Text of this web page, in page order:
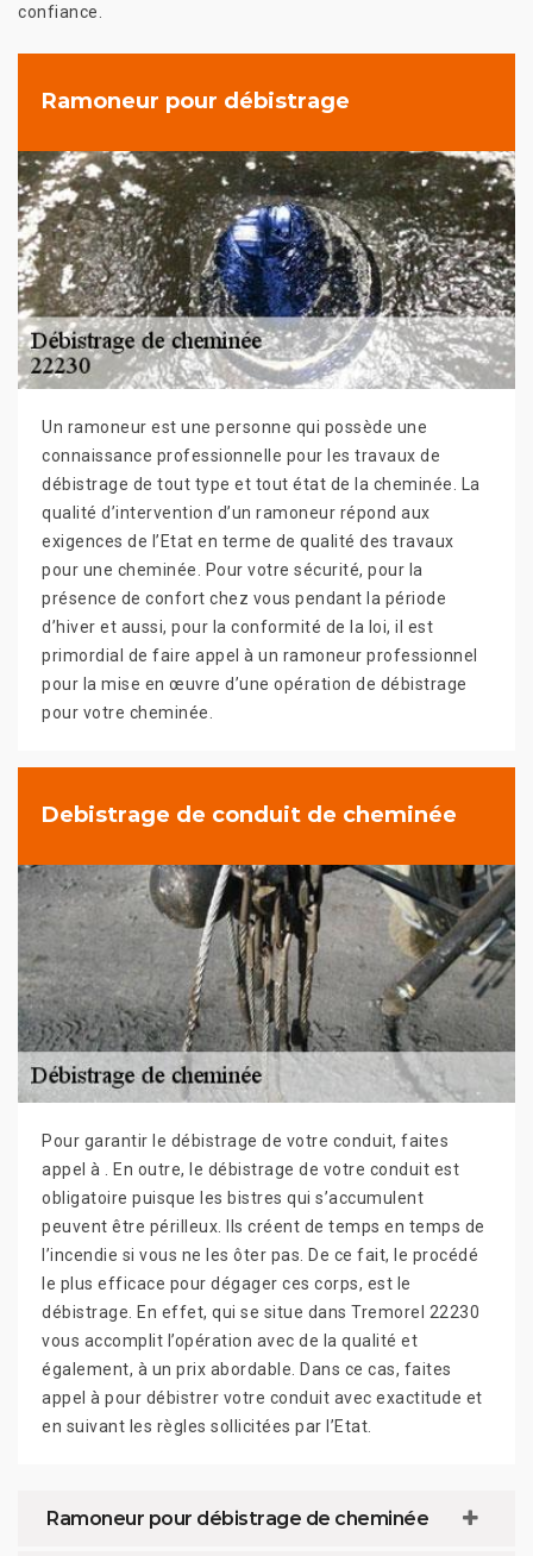
confiance.
Ramoneur pour débistrage
Un ramoneur est une personne qui possède une
connaissance professionnelle pour les travaux de
débistrage de tout type et tout état de la cheminée. La
qualité d’intervention d’un ramoneur répond aux
exigences de l’Etat en terme de qualité des travaux
pour une cheminée. Pour votre sécurité, pour la
présence de confort chez vous pendant la période
d’hiver et aussi, pour la conformité de la loi, il est
primordial de faire appel à un ramoneur professionnel
pour la mise en œuvre d’une opération de débistrage
pour votre cheminée.
Debistrage de conduit de cheminée
Pour garantir le débistrage de votre conduit, faites
appel à . En outre, le débistrage de votre conduit est
obligatoire puisque les bistres qui s’accumulent
peuvent être périlleux. Ils créent de temps en temps de
l’incendie si vous ne les ôter pas. De ce fait, le procédé
le plus efficace pour dégager ces corps, est le
débistrage. En effet, qui se situe dans Tremorel 22230
vous accomplit l’opération avec de la qualité et
également, à un prix abordable. Dans ce cas, faites
appel à pour débistrer votre conduit avec exactitude et
en suivant les règles sollicitées par l’Etat.
Ramoneur pour débistrage de cheminée